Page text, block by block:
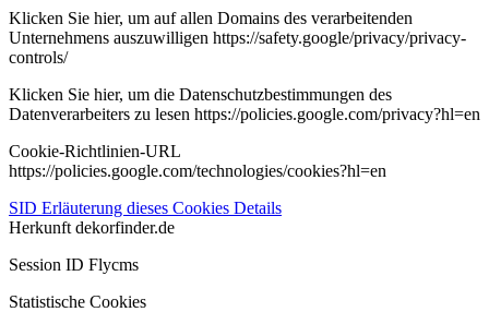
Klicken Sie hier, um auf allen Domains des verarbeitenden
Unternehmens auszuwilligen https://safety.google/privacy/privacy-
controls/
Klicken Sie hier, um die Datenschutzbestimmungen des
Datenverarbeiters zu lesen https://policies.google.com/privacy?hl=en
Cookie-Richtlinien-URL
https://policies.google.com/technologies/cookies?hl=en
SID Erläuterung dieses Cookies Details
Herkunft dekorfinder.de
Session ID Flycms
Statistische Cookies